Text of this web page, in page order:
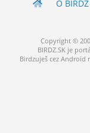
O BIRDZ
Copyright ©
BIRDZ.SK je
Birdzuješ cez